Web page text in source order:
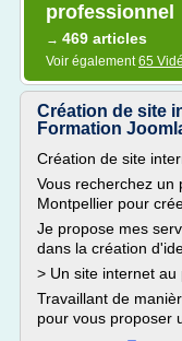
professionnel
→ 469 articles
Voir également65
Création de site
Formation
Création de site
Vous recherchez un
Montpellier pour
Je propose mes
dans la création
> Un site internet au
Travaillant de
pour vous proposer